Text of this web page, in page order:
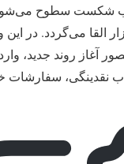
شکست سطوح
القا می‌گردد. در
آغاز روند جدید،
نقدینگی،